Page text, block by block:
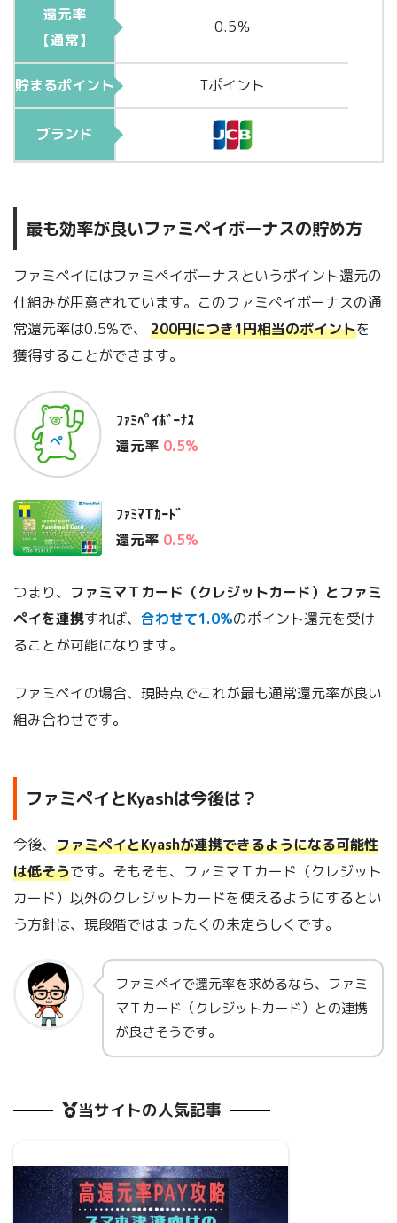
還元率
【通常】
0.5％
貯まるポイント Tポイント
ブランド
最も効率が良いファミペイボーナスの貯め方
ファミペイにはファミペイボーナスというポイント還元の
仕組みが用意されています。このファミペイボーナスの通
常還元率は0.5%で、 200円につき1円相当のポイントを
獲得することができます。
ﾌｧﾐﾍﾟｲﾎﾞｰﾅｽ
還元率 0.5%
ﾌｧﾐﾏTｶｰﾄﾞ
還元率 0.5%
つまり、 ファミマＴカード（クレジットカード）とファミ
ペイを連携すれば、 合わせて1.0%のポイント還元を受け
ることが可能になります。
ファミペイの場合、現時点でこれが最も通常還元率が良い
組み合わせです。
ファミペイとKyashは今後は？
今後、 ファミペイとKyashが連携できるようになる可能性
は低そうです。そもそも、ファミマＴカード（クレジット
カード）以外のクレジットカードを使えるようにするとい
う方針は、現段階ではまったくの未定らしくです。
ファミペイで還元率を求めるなら、ファミ
マＴカード（クレジットカード）との連携
が良さそうです。
当サイトの人気記事